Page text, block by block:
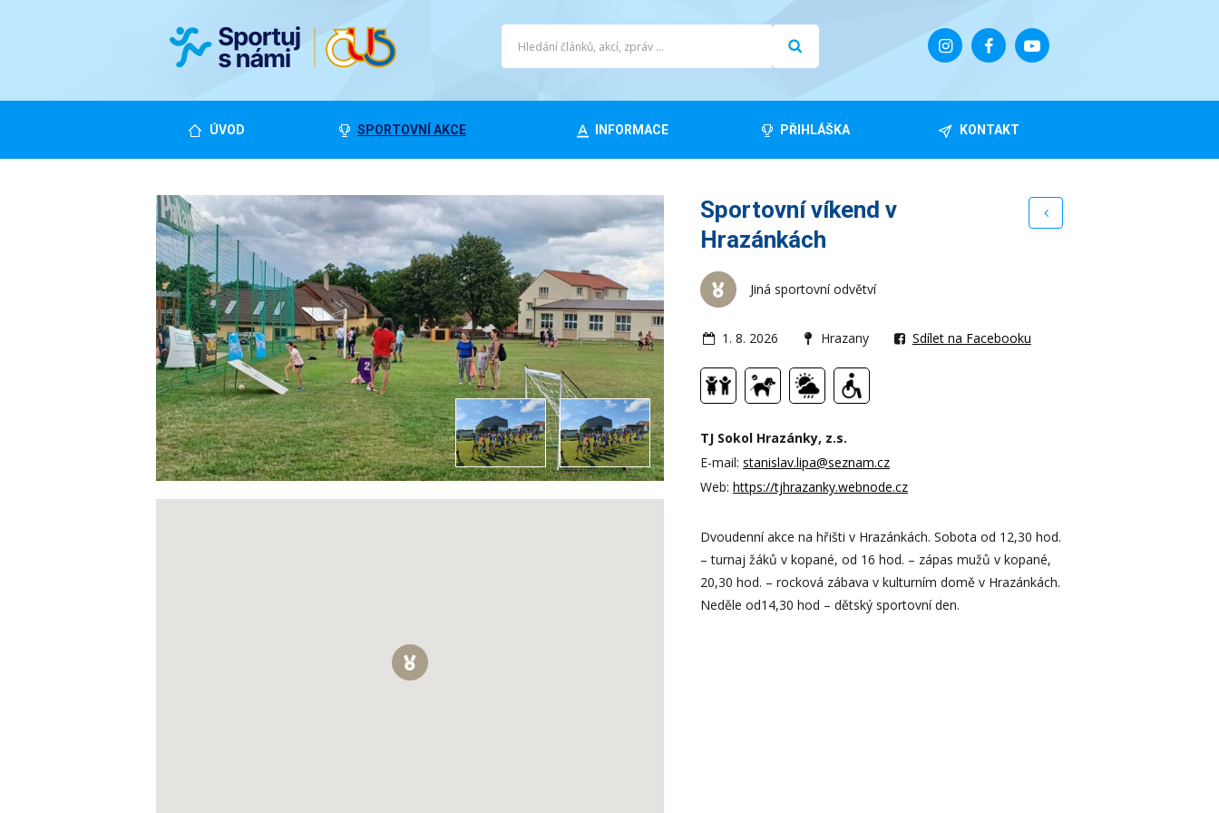
ÚVOD SPORTOVNÍ AKCE INFORMACE PŘIHLÁŠKA KONTAKT
Sportovní víkend v
Hrazánkách
Jiná sportovní odvětví
1. 8. 2026 Hrazany Sdílet na Facebooku
TJ Sokol Hrazánky, z.s.
E-mail: stanislav.lipa@seznam.cz
Web: https://tjhrazanky.webnode.cz
Dvoudenní akce na hřišti v Hrazánkách. Sobota od 12,30 hod.
– turnaj žáků v kopané, od 16 hod. – zápas mužů v kopané,
20,30 hod. – rocková zábava v kulturním domě v Hrazánkách.
Neděle od14,30 hod – dětský sportovní den.